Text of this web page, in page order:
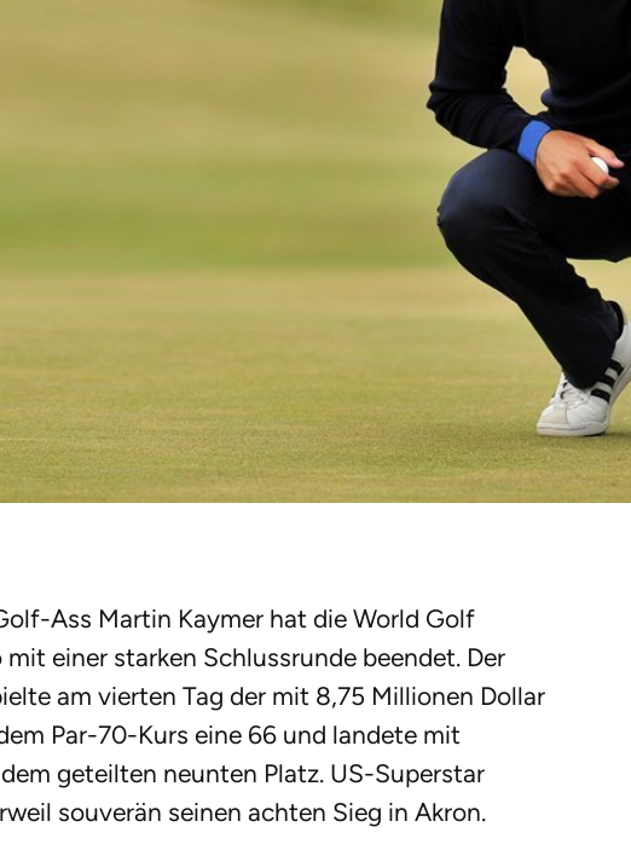
Ass Martin Kaymer hat die World Golf
einer starken Schlussrunde beendet. Der
am vierten Tag der mit 8,75 Millionen Dollar
Par-70-Kurs eine 66 und landete mit
geteilten neunten Platz. US-Superstar
souverän seinen achten Sieg in Akron.